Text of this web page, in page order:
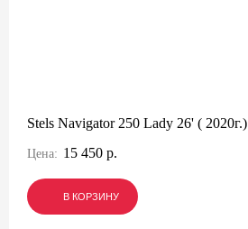
Stels Navigator 250 Lady 26' ( 2020г.)
Цена: 15 450 р.
В КОРЗИНУ
В КОРЗИНУ
В КОРЗИНУ